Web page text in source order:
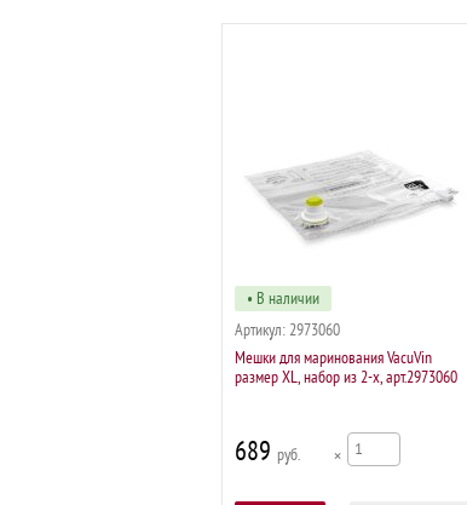
• В наличии
Артикул: 2973060
Мешки для маринования VacuVin
размер XL, набор из 2-х, арт.2973060
689 р ×